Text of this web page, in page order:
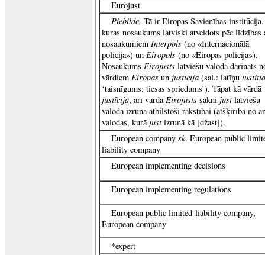
Eurojust
Piebilde. Tā ir Eiropas Savienības institūcija,
kuras nosaukums latviski atveidots pēc līdzības
nosaukumiem Interpols (no «Internacionālā
policija») un Eiropols (no «Eiropas policija»).
Nosaukums Eirojusts latviešu valodā darināts
vārdiem Eiropas un justīcija (sal.: latīņu iūstitia
‘taisnīgums; tiesas spriedums’). Tāpat kā vārdā
justīcija, arī vārdāEirojusts sakni justlatviešu
valodā izrunā atbilstoši rakstībai (atšķirībā no
valodas, kurā justizrunā kā [džast]).
European company sk. European public
liability company
European implementing decisions
European implementing regulations
European public limited-liability company,
European company
*expert